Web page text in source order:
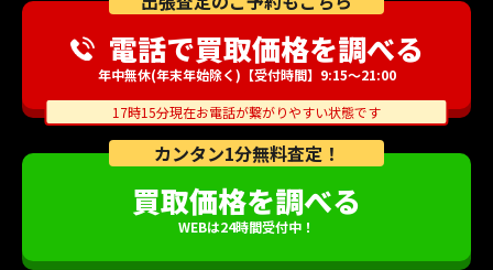
カンタン1分無料査定！
買取価格を調べる
WEBは24時間受付中！
電話で買取価格を調べる
年中無休(年末年始除く)【受付時間】9:15～21:00
17時15分現在お電話が繋がりやすい状態です